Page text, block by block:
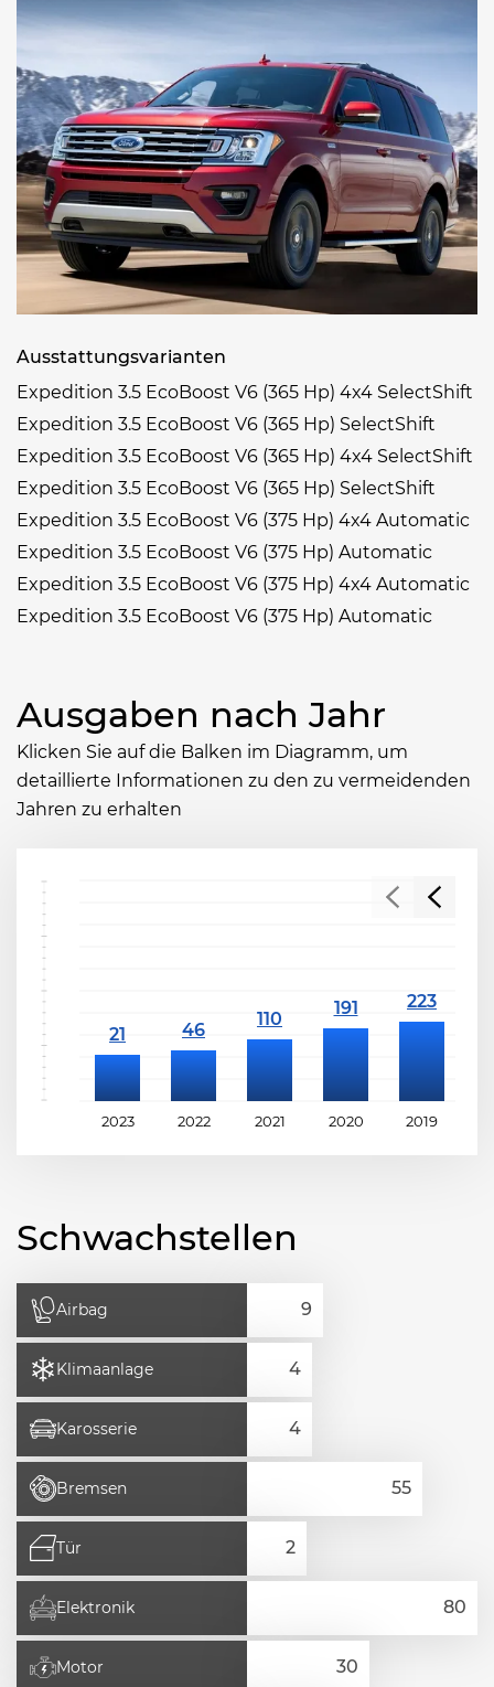
Ausstattungsvarianten
Expedition 3.5 EcoBoost V6 (365 Hp) 4x4 SelectShift
Expedition 3.5 EcoBoost V6 (365 Hp) SelectShift
Expedition 3.5 EcoBoost V6 (365 Hp) 4x4 SelectShift
Expedition 3.5 EcoBoost V6 (365 Hp) SelectShift
Expedition 3.5 EcoBoost V6 (375 Hp) 4x4 Automatic
Expedition 3.5 EcoBoost V6 (375 Hp) Automatic
Expedition 3.5 EcoBoost V6 (375 Hp) 4x4 Automatic
Expedition 3.5 EcoBoost V6 (375 Hp) Automatic
Ausgaben nach Jahr
Klicken Sie auf die Balken im Diagramm, um
detaillierte Informationen zu den zu vermeidenden
Jahren zu erhalten
2023 2022 2021 2020 2019
Schwachstellen
Airbag
Klimaanlage
Karosserie
Bremsen
Tür
Elektronik
Motor